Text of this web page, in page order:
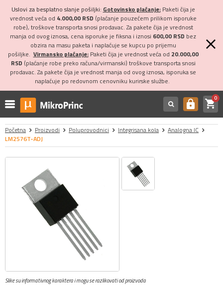
Uslovi za besplatno slanje pošiljki: Gotovinsko plaćanje:Paketi čija je
vrednost veća od 4.000,00 RSD (plaćanje pouzećem prilikom isporuke
robe), troškove transporta snosi prodavac. Za pakete čija je vrednost
manja od ovog iznosa, cena isporuke je fiksna i iznosi 600,00 RSD bez
obzira na masu paketa i naplaćuje se kupcu po prijemu
pošiljke. Virmansko plaćanje:Paketi čija je vrednost veća od 20.000,00
RSD (plaćanje robe preko računa/virmanski) troškove transporta snosi
prodavac. Za pakete čija je vrednost manja od ovog iznosa, isporuka se
naplaćuje po redovnom cenovniku kurirske službe.
https shopping_cart0
Početna Proizvodi Poluprovodnici Integrisana kola
Analogna IC
LM2576T-ADJ
Slike su informativnog karaktera i mogu se razlikovati od proizvoda